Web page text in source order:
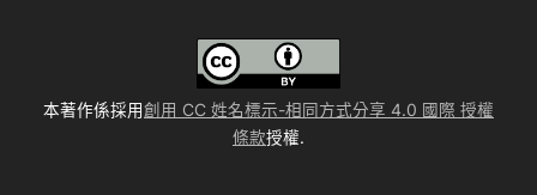
本著作係採用創用 CC 姓名標示-相同方式分享 4.0 國際 授權
條款授權.